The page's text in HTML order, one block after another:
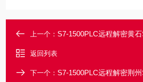
上一个： S7-1500PLC远程解密黄石S7-1500PLC程
返回列表
下一个： S7-1500PLC远程解密荆州S7-1500PLC系